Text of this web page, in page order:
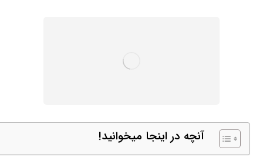
آنچه در اینجا میخوانید!